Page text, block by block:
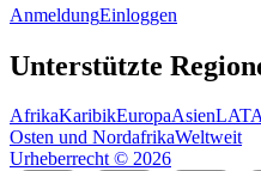
AnmeldungEinloggen
Unterstützte
AfrikaKaribikEuropaAsien
Osten und NordafrikaWeltweit
Urheberrecht© 2026